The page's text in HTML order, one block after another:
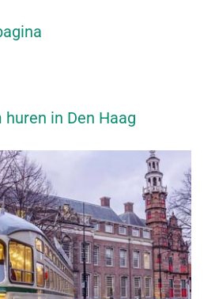
in Den Haag